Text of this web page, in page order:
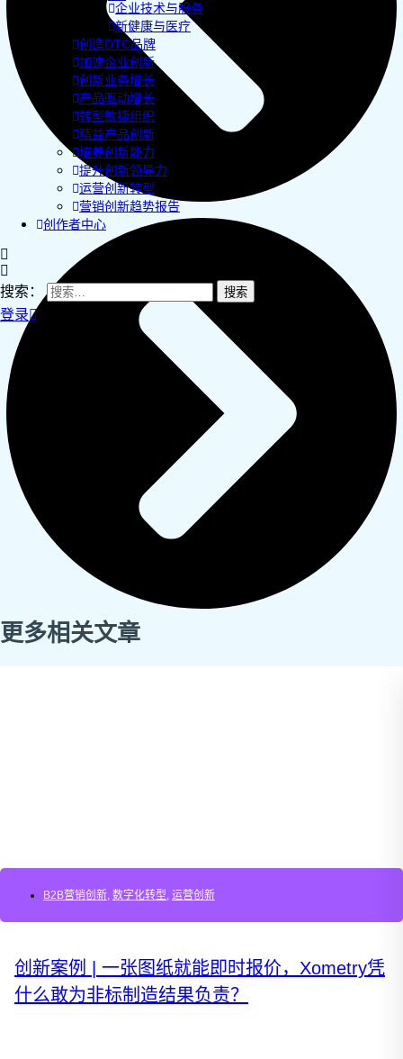
企业技术与服务
新健康与医疗
创造DTC品牌
加速企业创新
创新业务增长
产品驱动增长
转型敏捷组织
精益产品创新
培养创新能力
提升创新领导力
运营创新转型
营销创新趋势报告
创作者中心
搜索：
登录
更多相关文章
B2B营销创新, 数字化转型, 运营创新
创新案例 | 一张图纸就能即时报价，Xometry凭
什么敢为非标制造结果负责？